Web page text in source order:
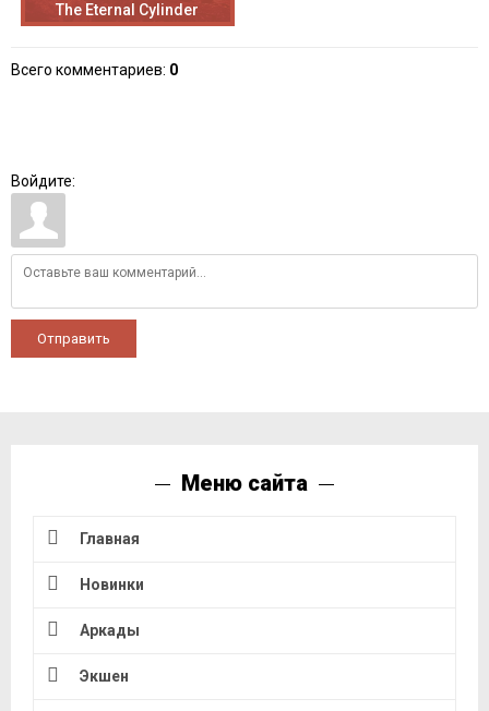
The Eternal Cylinder
Всего комментариев: 0
Войдите:
Отправить
Меню сайта
Главная
Новинки
Аркады
Экшен